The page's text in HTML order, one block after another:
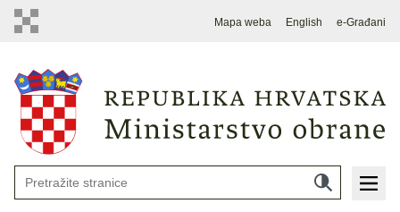
Mapa weba English e-Građani